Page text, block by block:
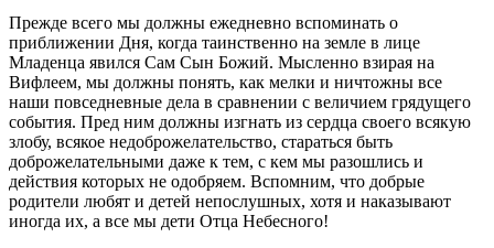
Прежде всего мы должны ежедневно вспоминать о
приближении Дня, когда таинственно на земле в лице
Младенца явился Сам Сын Божий. Мысленно взирая на
Вифлеем, мы должны понять, как мелки и ничтожны все
наши повседневные дела в сравнении с величием грядущего
события. Пред ним должны изгнать из сердца своего всякую
злобу, всякое недоброжелательство, стараться быть
доброжелательными даже к тем, с кем мы разошлись и
действия которых не одобряем. Вспомним, что добрые
родители любят и детей непослушных, хотя и наказывают
иногда их, а все мы дети Отца Небесного!